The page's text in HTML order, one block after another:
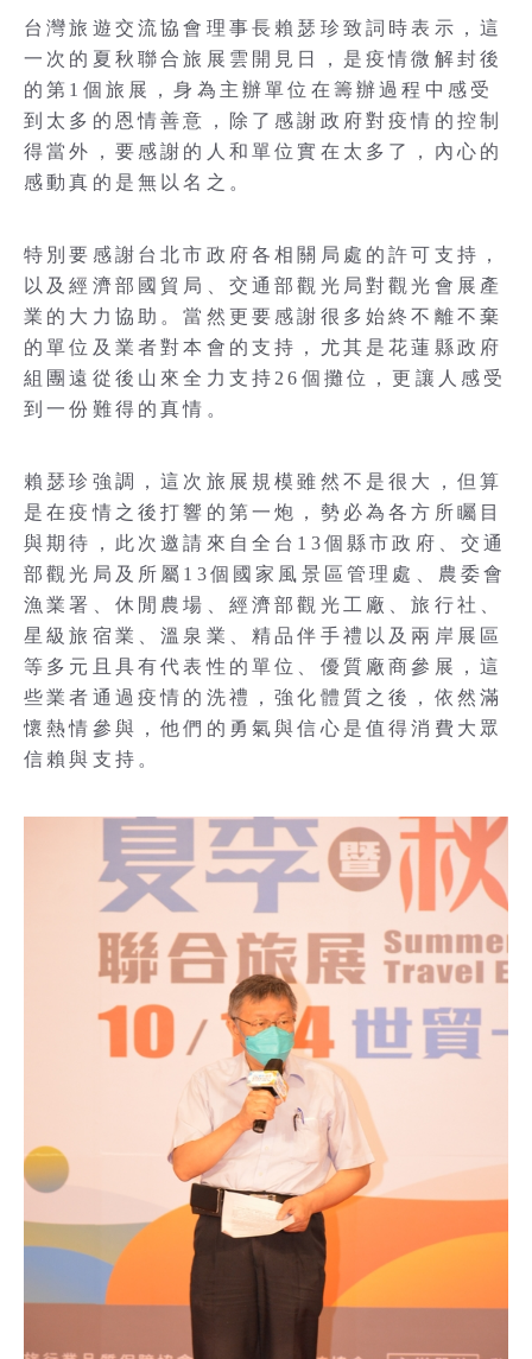
台灣旅遊交流協會理事長賴瑟珍致詞時表示，這
一次的夏秋聯合旅展雲開見日，是疫情微解封後
的第1個旅展，身為主辦單位在籌辦過程中感受
到太多的恩情善意，除了感謝政府對疫情的控制
得當外，要感謝的人和單位實在太多了，內心的
感動真的是無以名之。
特別要感謝台北市政府各相關局處的許可支持，
以及經濟部國貿局、交通部觀光局對觀光會展產
業的大力協助。當然更要感謝很多始終不離不棄
的單位及業者對本會的支持，尤其是花蓮縣政府
組團遠從後山來全力支持26個攤位，更讓人感受
到一份難得的真情。
賴瑟珍強調，這次旅展規模雖然不是很大，但算
是在疫情之後打響的第一炮，勢必為各方所矚目
與期待，此次邀請來自全台13個縣市政府、交通
部觀光局及所屬13個國家風景區管理處、農委會
漁業署、休閒農場、經濟部觀光工廠、旅行社、
星級旅宿業、溫泉業、精品伴手禮以及兩岸展區
等多元且具有代表性的單位、優質廠商參展，這
些業者通過疫情的洗禮，強化體質之後，依然滿
懷熱情參與，他們的勇氣與信心是值得消費大眾
信賴與支持。